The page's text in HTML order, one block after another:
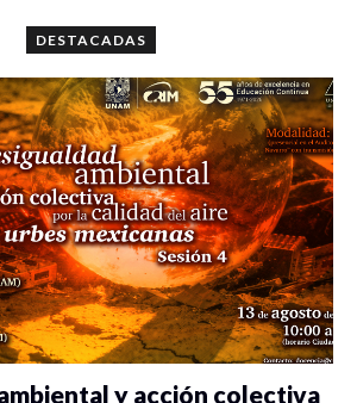
DESTACADAS
y acción colectiva